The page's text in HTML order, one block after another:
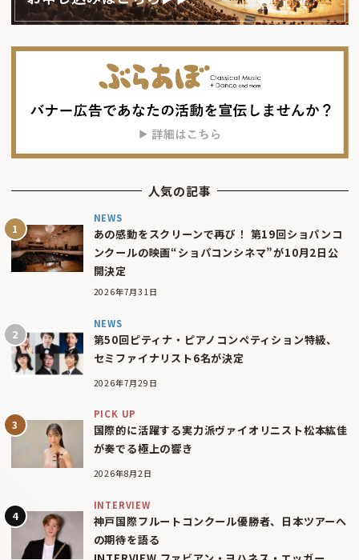
人気の記事
NEWS
あの感動をスクリーンで再び！ 第19回ショパンコ
ンクールの映画“ショパコンシネマ”が10月2日公
開決定
2026年7月31日
NEWS
第50回ピティナ・ピアノコンペティション特級、
セミファイナリスト6名が決定
2026年7月29日
PICK UP
国際的に活躍する実力派ヴァイオリニスト松本紘佳
が奏でる極上の響き
2026年8月2日
INTERVIEW
神戸国際フルートコンクール優勝者、日本ツアーへ
の期待を語る